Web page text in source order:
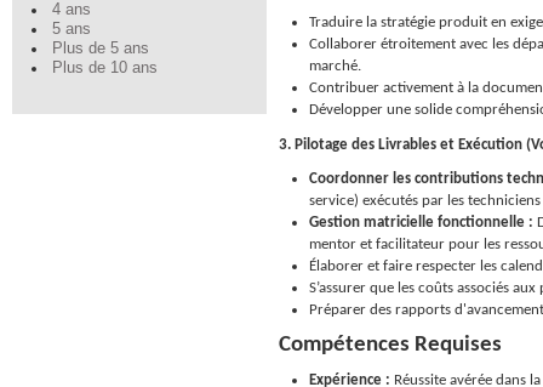
4 ans
5 ans
Plus de 5 ans
Plus de 10 ans
Traduire la stratégie produit en
Collaborer étroitement avec les
marché.
Contribuer activement à la
Développer une solide
3. Pilotage des Livrables et Exécution
Coordonner les contributions
service) exécutés par les
Gestion matricielle fonctionnelle :
mentor et facilitateur pour les
Élaborer et faire respecter les
S’assurer que les coûts associés
Préparer des rapports
Compétences Requises
Expérience : Réussite avérée dans